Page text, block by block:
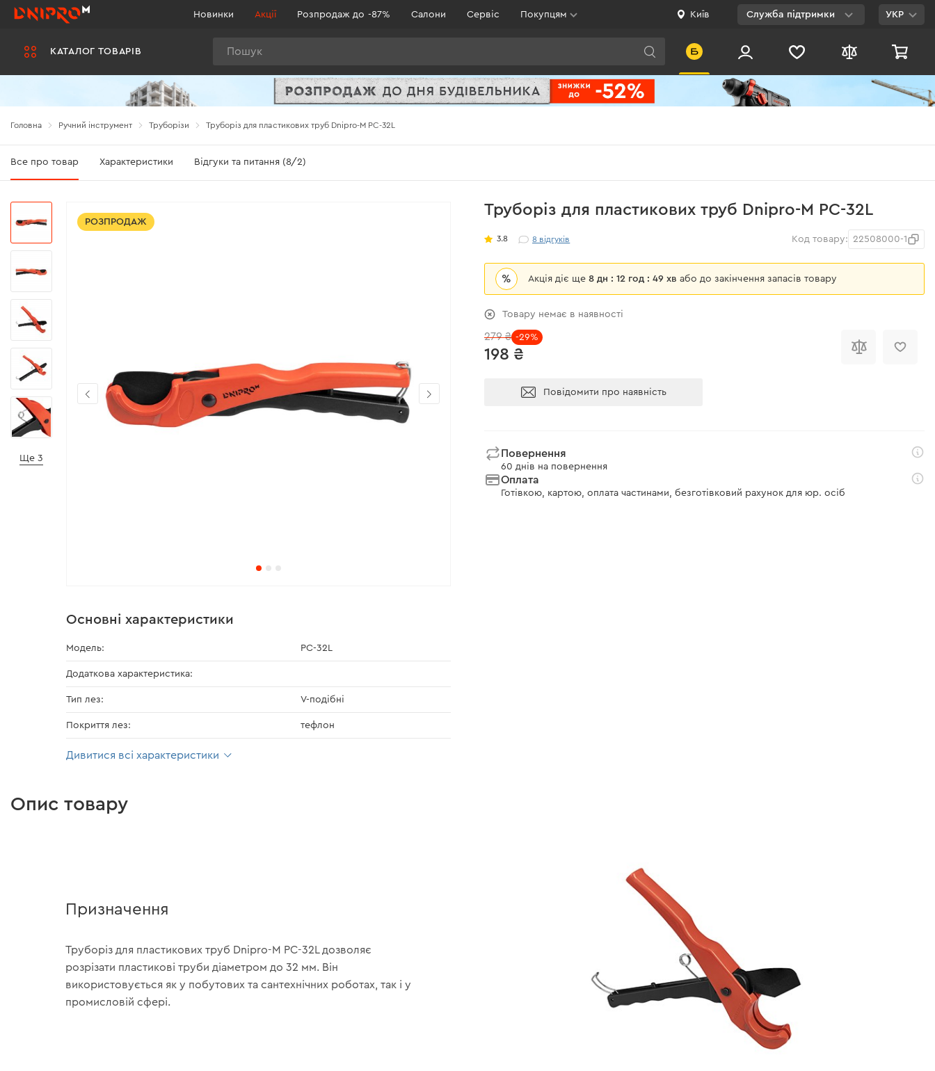
КАТАЛОГ ТОВАРІВ
Новинки Акції Розпродаж до -87% Салони Сервіс Покупцям Київ Служба підтримки
Viber
0 800 200 500
УКР
Головна Ручний інструмент Труборізи Труборіз для пластикових труб Dnipro-M PC-32L
Все про товар Характеристики Відгуки та питання (8/2)
Труборіз для пластикових труб Dnipro-M PC-32L
3.8 8 відгуків Код товару: 22508000-1
% Акція діє ще8 дн : 12 год : 49 хвабо до закінчення запасів товару
Товару немає в наявності
198 ₴
279 ₴ -29%
Повідомити про наявність
Повернення
60 днів на повернення
Оплата
Готівкою, картою, оплата частинами, безготівковий рахунок для юр. осіб
Ще 3
РОЗПРОДАЖ
Основні характеристики
Модель: PC-32L
Додаткова характеристика:
Тип лез: V-подібні
Покриття лез: тефлон
Дивитися всі характеристики
Опис товару
Призначення
Труборіз для пластикових труб Dnipro-M PC-32L дозволяє
розрізати пластикові труби діаметром до 32 мм. Він
використовується як у побутових та сантехнічних роботах, так і у
промисловій сфері.